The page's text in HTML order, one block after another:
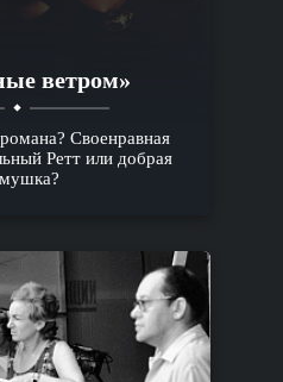
ветром»
Своенравная
Ретт или добрая